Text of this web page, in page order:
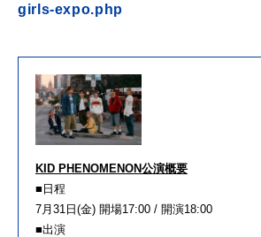
girls-expo.php
KID PHENOMENON公演概要
■日程
7月31日(金) 開場17:00 / 開演18:00
■出演